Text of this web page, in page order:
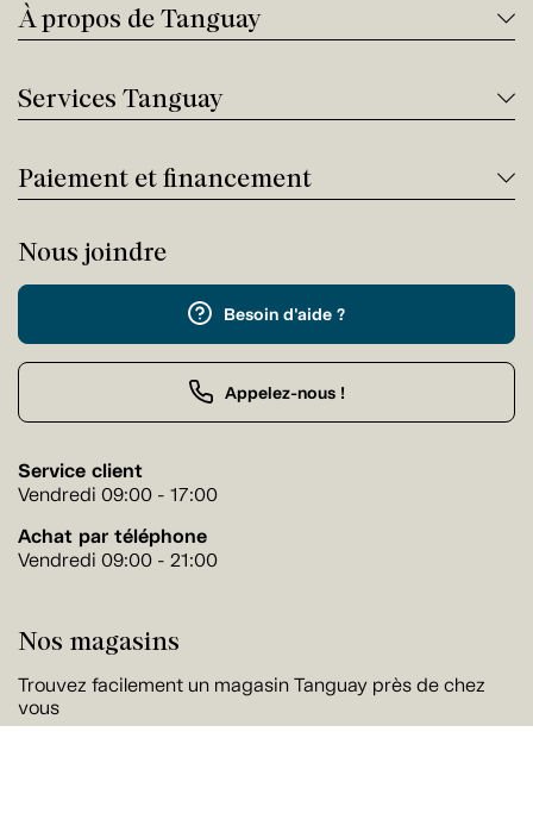
À propos de Tanguay
Services Tanguay
Paiement et financement
Nous joindre
Besoin d'aide ?
Appelez-nous !
Service client
Vendredi 09:00 - 17:00
Achat par téléphone
Vendredi 09:00 - 21:00
Nos magasins
Trouvez facilement un magasin Tanguay près de chez
vous